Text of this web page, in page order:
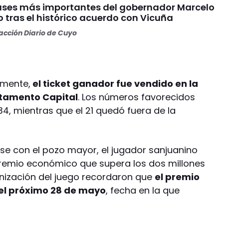
más importantes del gobernador Marcelo
tras el histórico acuerdo con Vicuña
Diario de Cuyo
el ticket ganador fue vendido en la
Capital. Los números favorecidos
mientras que el 21 quedó fuera de la
con el pozo mayor, el jugador sanjuanino
económico que supera los dos millones
del juego recordaron que el premio
próximo 28 de mayo, fecha en la que